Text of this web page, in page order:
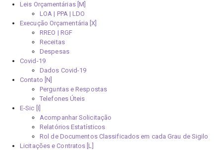
Leis Orçamentárias [M]
LOA | PPA | LDO
Execução Orçamentária [X]
RREO | RGF
Receitas
Despesas
Covid-19
Dados Covid-19
Contato [N]
Perguntas e Respostas
Telefones Úteis
E-Sic [I]
Acompanhar Solicitação
Relatórios Estatísticos
Rol de Documentos Classificados em cada Grau de Sigilo
Licitações e Contratos [L]